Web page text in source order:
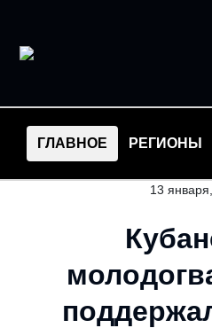
ГЛАВНОЕ РЕГИОНЫ
13